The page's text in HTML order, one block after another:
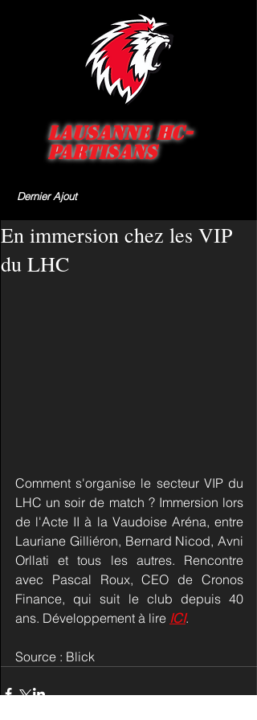
Lausanne HC-
Partisans
Dernier Ajout
En immersion chez les VIP
du LHC
Comment s'organise le secteur VIP du
LHC un soir de match ? Immersion lors
de l'Acte II à la Vaudoise Aréna, entre
Lauriane Gilliéron, Bernard Nicod, Avni
Orllati et tous les autres. Rencontre
avec Pascal Roux, CEO de Cronos
Finance, qui suit le club depuis 40
ans. Développement à lire ICI.
Source : Blick